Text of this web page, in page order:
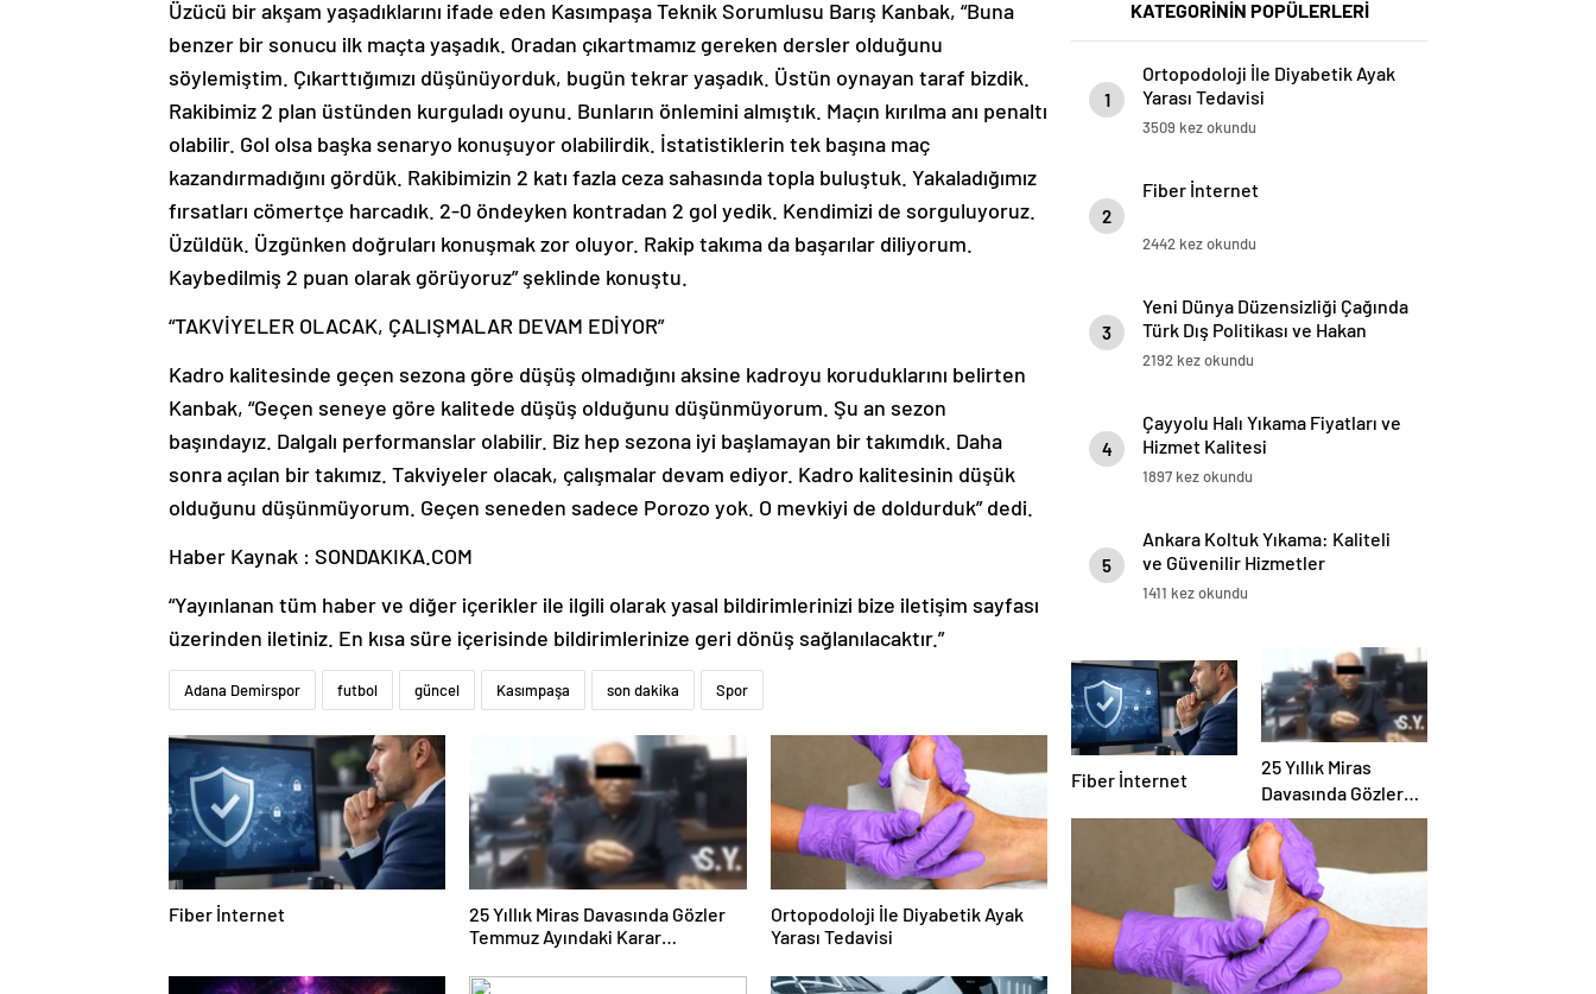
Üzücü bir akşam yaşadıklarını ifade eden Kasımpaşa Teknik Sorumlusu Barış Kanbak, “Buna
benzer bir sonucu ilk maçta yaşadık. Oradan çıkartmamız gereken dersler olduğunu
söylemiştim. Çıkarttığımızı düşünüyorduk, bugün tekrar yaşadık. Üstün oynayan taraf bizdik.
Rakibimiz 2 plan üstünden kurguladı oyunu. Bunların önlemini almıştık. Maçın kırılma anı penaltı
olabilir. Gol olsa başka senaryo konuşuyor olabilirdik. İstatistiklerin tek başına maç
kazandırmadığını gördük. Rakibimizin 2 katı fazla ceza sahasında topla buluştuk. Yakaladığımız
fırsatları cömertçe harcadık. 2-0 öndeyken kontradan 2 gol yedik. Kendimizi de sorguluyoruz.
Üzüldük. Üzgünken doğruları konuşmak zor oluyor. Rakip takıma da başarılar diliyorum.
Kaybedilmiş 2 puan olarak görüyoruz” şeklinde konuştu.
“TAKVİYELER OLACAK, ÇALIŞMALAR DEVAM EDİYOR”
Kadro kalitesinde geçen sezona göre düşüş olmadığını aksine kadroyu koruduklarını belirten
Kanbak, “Geçen seneye göre kalitede düşüş olduğunu düşünmüyorum. Şu an sezon
başındayız. Dalgalı performanslar olabilir. Biz hep sezona iyi başlamayan bir takımdık. Daha
sonra açılan bir takımız. Takviyeler olacak, çalışmalar devam ediyor. Kadro kalitesinin düşük
olduğunu düşünmüyorum. Geçen seneden sadece Porozo yok. O mevkiyi de doldurduk” dedi.
Haber Kaynak : SONDAKIKA.COM
“Yayınlanan tüm haber ve diğer içerikler ile ilgili olarak yasal bildirimlerinizi bize iletişim sayfası
üzerinden iletiniz. En kısa süre içerisinde bildirimlerinize geri dönüş sağlanılacaktır.”
Adana Demirspor futbol güncel Kasımpaşa son dakika Spor
Fiber İnternet
25 Yıllık Miras Davasında Gözler
Temmuz Ayındaki Karar
Ortopodoloji İle Diyabetik Ayak
Yarası Tedavisi
KATEGORİNİN POPÜLERLERİ
1
Ortopodoloji İle Diyabetik Ayak
Yarası Tedavisi
3509 kez okundu
2
Fiber İnternet
2442 kez okundu
3
Yeni Dünya Düzensizliği Çağında
Türk Dış Politikası ve Hakan
Fidan Faktörü
2192 kez okundu
4
Çayyolu Halı Yıkama Fiyatları ve
Hizmet Kalitesi
1897 kez okundu
5
Ankara Koltuk Yıkama: Kaliteli
ve Güvenilir Hizmetler
1411 kez okundu
Fiber İnternet
25 Yıllık Miras
Davasında Gözler
Temmuz Ayındaki
Karar Duruşmasına
Çevrildi